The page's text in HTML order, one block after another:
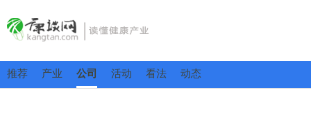
推荐 产业 公司 活动 看法 动态